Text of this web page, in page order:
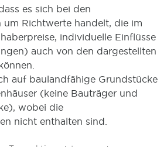
es sich bei den
um Richtwerte handelt, die im
individuelle Einflüsse
auch von den dargestellten
auf baulandfähige Grundstücke
(keine Bauträger und
wobei die
nicht enthalten sind.